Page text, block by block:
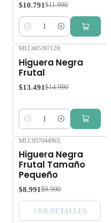
$10.791 $11.990
Cantidad
MLC605367129
Higuera Negra
Frutal
$13.491 $14.990
Cantidad
Agotado
MLC937044965|
Higuera Negra
Frutal Tamaño
Pequeño
$8.991 $9.990
VER DETALLES